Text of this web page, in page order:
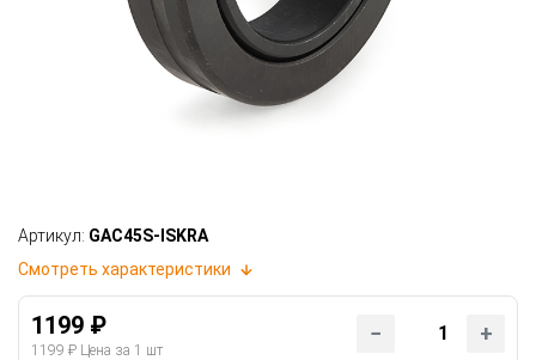
Артикул: GAC45S-ISKRA
Смотреть характеристики
1199 ₽
1199 ₽ Цена за 1 шт